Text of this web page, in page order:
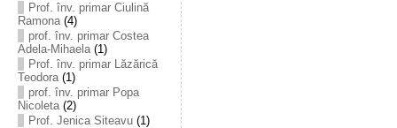
Prof. înv. primar Ciulină
Ramona(4)
prof. înv. primar Costea
Adela-Mihaela(1)
Prof. înv. primar Lăzărică
Teodora(1)
prof. înv. primar Popa
Nicoleta(2)
Prof. Jenica Siteavu(1)